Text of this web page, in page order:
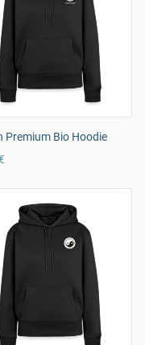
Premium Bio Hoodie